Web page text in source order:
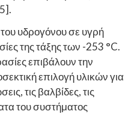
υδρογόνου σε υγρή
της τάξης των -253 °C.
επιβάλουν την
επιλογή υλικών για
τις βαλβίδες, τις
του συστήματος